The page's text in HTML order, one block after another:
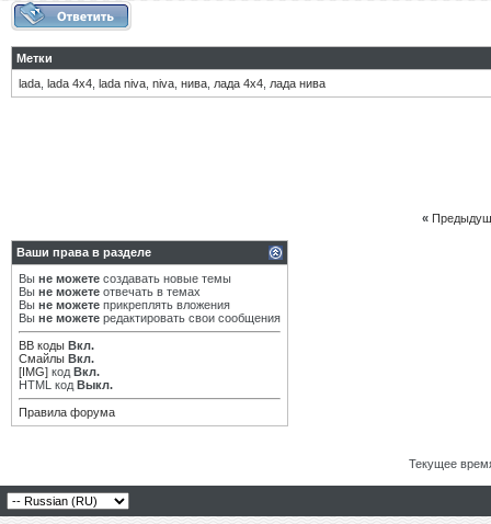
Метки
lada lada 4х4 lada niva niva нива лада 4х4 лада нива
«
Ваши права в разделе
Вы не можете создавать новые темы
Вы не можете отвечать в темах
Вы не можете прикреплять вложения
Вы не можете редактировать свои сообщения
BB коды Вкл.
Смайлы Вкл.
[IMG] код Вкл.
HTML код Выкл.
Правила форума
Текущее